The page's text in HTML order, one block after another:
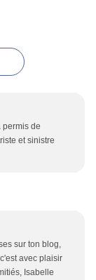
permis de
et sinistre
sur ton blog,
avec plaisir
Isabelle